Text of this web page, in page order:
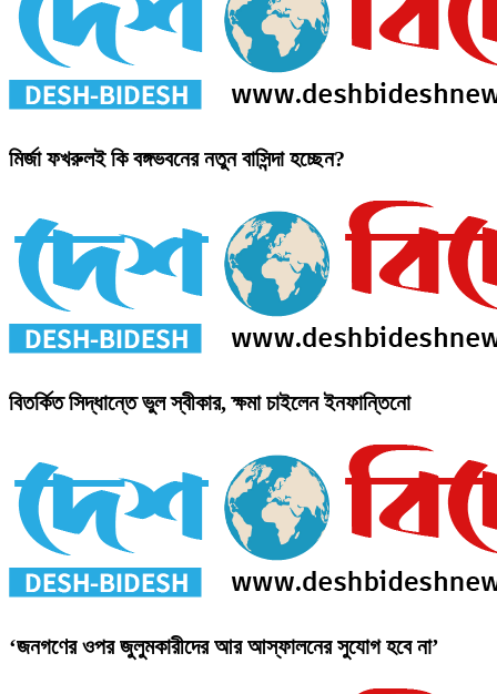
মির্জা ফখরুলই কি বঙ্গভবনের নতুন বাসিন্দা হচ্ছেন?
বিতর্কিত সিদ্ধান্তে ভুল স্বীকার, ক্ষমা চাইলেন ইনফান্তিনো
‘জনগণের ওপর জুলুমকারীদের আর আস্ফালনের সুযোগ হবে না’